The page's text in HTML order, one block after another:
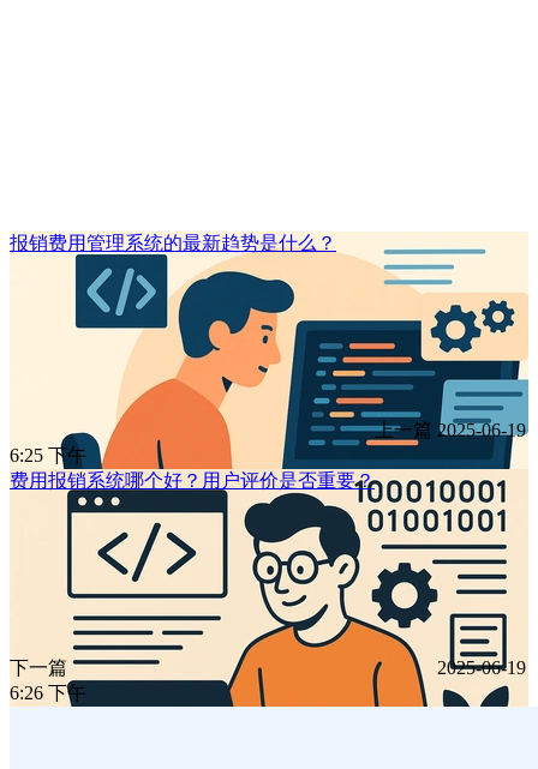
报销费用管理系统的最新趋势是什么？
上一篇 2025-06-19
6:25 下午
费用报销系统哪个好？用户评价是否重要？
下一篇
2025-06-19
6:26 下午